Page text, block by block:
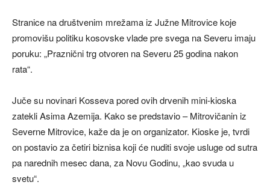
Stranice na društvenim mrežama iz Južne Mitrovice koje
promovišu politiku kosovske vlade pre svega na Severu imaju
poruku: „Praznični trg otvoren na Severu 25 godina nakon
rata“.
Juče su novinari Kosseva pored ovih drvenih mini-kioska
zatekli Asima Azemija. Kako se predstavio – Mitrovičanin iz
Severne Mitrovice, kaže da je on organizator. Kioske je, tvrdi
on postavio za četiri biznisa koji će nuditi svoje usluge od sutra
pa narednih mesec dana, za Novu Godinu, „kao svuda u
svetu“.